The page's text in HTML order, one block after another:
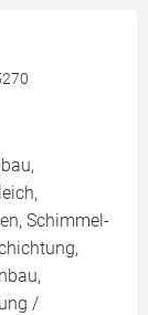
Schimmel-
/